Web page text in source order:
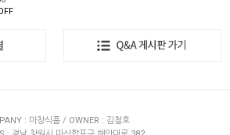
: 마창식품 / OWNER : 김철호